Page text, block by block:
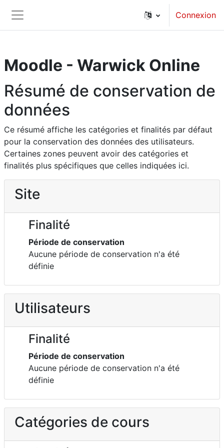
Panneau latéral
Connexion
Moodle - Warwick Online
Résumé de conservation de
données
Ce résumé affiche les catégories et finalités par défaut
pour la conservation des données des utilisateurs.
Certaines zones peuvent avoir des catégories et
finalités plus spécifiques que celles indiquées ici.
Site
Finalité
Période de conservation
Aucune période de conservation n'a été
définie
Utilisateurs
Finalité
Période de conservation
Aucune période de conservation n'a été
définie
Catégories de cours